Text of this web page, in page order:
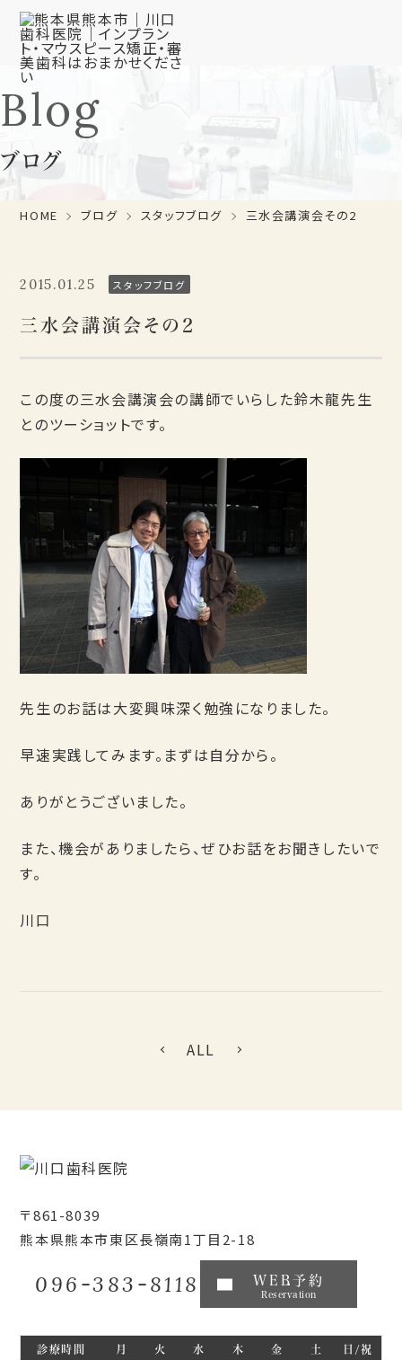
Blog
ブログ
HOME ブログ スタッフブログ 三水会講演会その2
2015.01.25 スタッフブログ
三水会講演会その2
この度の三水会講演会の講師でいらした鈴木龍先生
とのツーショットです。
先生のお話は大変興味深く勉強になりました。
早速実践してみます。まずは自分から。
ありがとうございました。
また、機会がありましたら、ぜひお話をお聞きしたいで
す。
川口
ALL
〒861-8039
熊本県熊本市東区長嶺南1丁目2-18
096-383-8118 WEB予約
Reservation
診療時間 月 火 水 木 金 土 日/祝